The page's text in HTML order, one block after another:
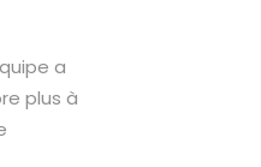
a
plus à